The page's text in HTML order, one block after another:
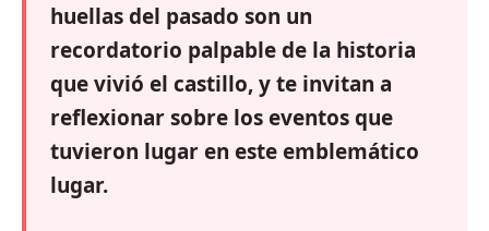
huellas del pasado son un
recordatorio palpable de la historia
que vivió el castillo, y te invitan a
reflexionar sobre los eventos que
tuvieron lugar en este emblemático
lugar.